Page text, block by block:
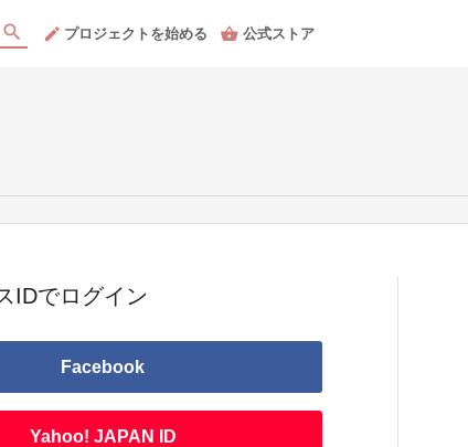
プロジェクトを始める 公式ストア
IDでログイン
Facebook
Yahoo! JAPAN ID